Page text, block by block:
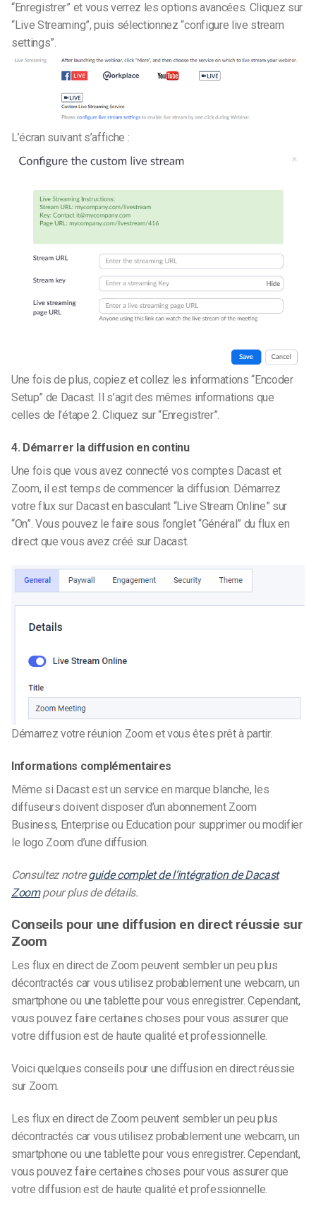
“Enregistrer” et vous verrez les options avancées. Cliquez sur
“Live Streaming”, puis sélectionnez “configure live stream
settings”.
L’écran suivant s’affiche :
Une fois de plus, copiez et collez les informations “Encoder
Setup” de Dacast. Il s’agit des mêmes informations que
celles de l’étape 2. Cliquez sur “Enregistrer”.
4. Démarrer la diffusion en continu
Une fois que vous avez connecté vos comptes Dacast et
Zoom, il est temps de commencer la diffusion. Démarrez
votre flux sur Dacast en basculant “Live Stream Online” sur
“On”. Vous pouvez le faire sous l’onglet “Général” du flux en
direct que vous avez créé sur Dacast.
Démarrez votre réunion Zoom et vous êtes prêt à partir.
Informations complémentaires
Même si Dacast est un service en marque blanche, les
diffuseurs doivent disposer d’un abonnement Zoom
Business, Enterprise ou Education pour supprimer ou modifier
le logo Zoom d’une diffusion.
Consultez notreguide complet de l’intégration de Dacast
Zoompour plus de détails.
Conseils pour une diffusion en direct réussie sur
Zoom
Les flux en direct de Zoom peuvent sembler un peu plus
décontractés car vous utilisez probablement une webcam, un
smartphone ou une tablette pour vous enregistrer. Cependant,
vous pouvez faire certaines choses pour vous assurer que
votre diffusion est de haute qualité et professionnelle.
Voici quelques conseils pour une diffusion en direct réussie
sur Zoom.
Les flux en direct de Zoom peuvent sembler un peu plus
décontractés car vous utilisez probablement une webcam, un
smartphone ou une tablette pour vous enregistrer. Cependant,
vous pouvez faire certaines choses pour vous assurer que
votre diffusion est de haute qualité et professionnelle.